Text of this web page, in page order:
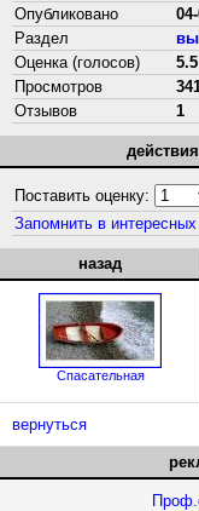
Опубликовано
Раздел
Оценка (голосов)
Просмотров
Отзывов
1
Поставить оценку:
Запомнить в
назад
Спасательная
вернуться